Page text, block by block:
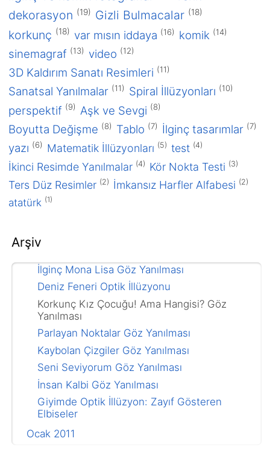
dekorasyon (19) Gizli Bulmacalar (18)
korkunç (18) var mısın iddaya (16) komik (14)
sinemagraf (13) video (12)
3D Kaldırım Sanatı Resimleri (11)
Sanatsal Yanılmalar (11) Spiral İllüzyonları (10)
perspektif (9) Aşk ve Sevgi (8)
Boyutta Değişme (8) Tablo (7) İlginç tasarımlar (7)
yazı (6) Matematik İllüzyonları (5) test (4)
İkinci Resimde Yanılmalar (4) Kör Nokta Testi (3)
Ters Düz Resimler (2) İmkansız Harfler Alfabesi (2)
atatürk (1)
Arşiv
2011
Eylül 2011
Ağustos 2011
Temmuz 2011
Haziran 2011
Mayıs 2011
Nisan 2011
Mart 2011
Şubat 2011
Kaleidoskopik Hareket Göz Yanılması
Kütle Çekimi Göz Yanılması
Boru ve Sütunlar Paradoksu
İlginç Mona Lisa Göz Yanılması
Deniz Feneri Optik İllüzyonu
Korkunç Kız Çocuğu! Ama Hangisi? Göz
Yanılması
Parlayan Noktalar Göz Yanılması
Kaybolan Çizgiler Göz Yanılması
Seni Seviyorum Göz Yanılması
İnsan Kalbi Göz Yanılması
Giyimde Optik İllüzyon: Zayıf Gösteren
Elbiseler
Ocak 2011